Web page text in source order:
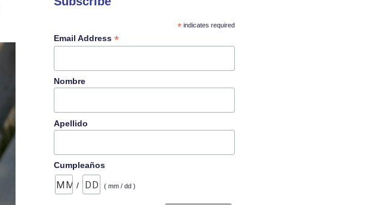
* indicates required
Email Address*
Nombre
Apellido
Cumpleaños
/ ( mm / dd )